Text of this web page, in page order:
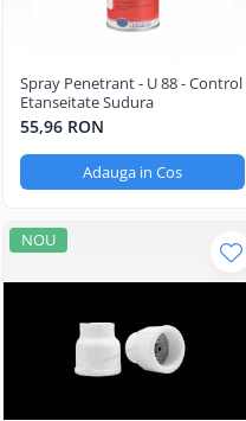
Spray Penetrant - U 88 - Control
Etanseitate Sudura
55,96 RON
Adauga in Cos
NOU